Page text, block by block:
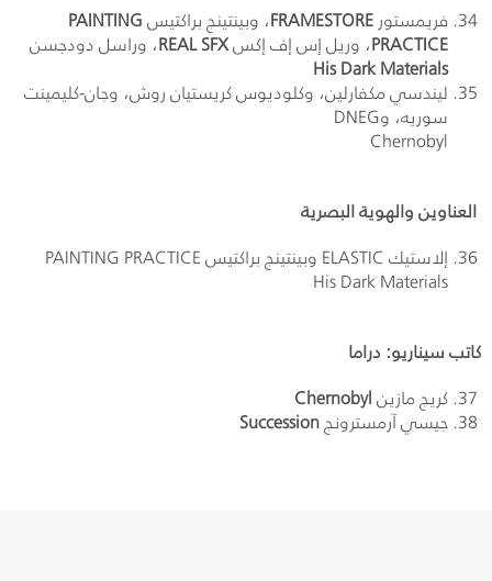
فريمستورFRAMESTORE، وبينتينج براكتيسPAINTING
PRACTICE، وريل إس إف إكسREAL SFX، وراسل دودجسن
His Dark Materials
ليندسي مكفارلين، وكلوديوس كريستيان روش، وجان-كليمينت
سوريه، وDNEG
Chernobyl
العناوين والهوية البصرية
إلاستيك ELASTIC وبينتينج براكتيس PAINTING PRACTICE
His Dark Materials
كاتب سيناريو: دراما
كريج مازينChernobyl
جيسي آرمسترونجSuccession